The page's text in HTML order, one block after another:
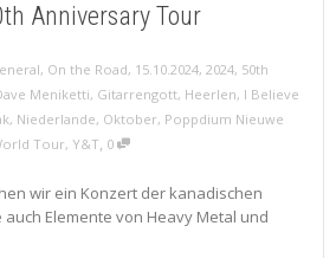
Anniversary Tour
, On the Road, 15.10.2024, 2024, 50th
Meniketti, Gitarrengott, Heerlen, I Believe
, Niederlande, Oktober, Poppdium Nieuwe
Tour, Y&T, 0
wir ein Konzert der kanadischen
auch Elemente von Heavy Metal und